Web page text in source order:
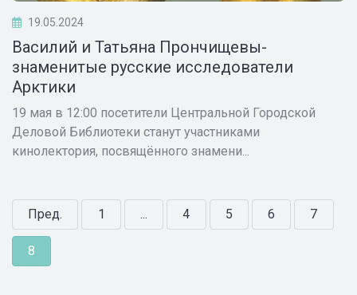
19.05.2024
Василий и Татьяна Прончищевы-
знаменитые русские исследователи
Арктики
19 мая в 12:00 посетители Центральной Городской
Деловой Библиотеки станут участниками
кинолектория, посвящённого знамени...
Пред. 1 ... 4 5 6 7
8